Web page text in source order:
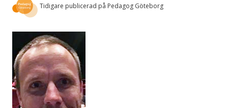
Tidigare publicerad på Pedagog Göteborg